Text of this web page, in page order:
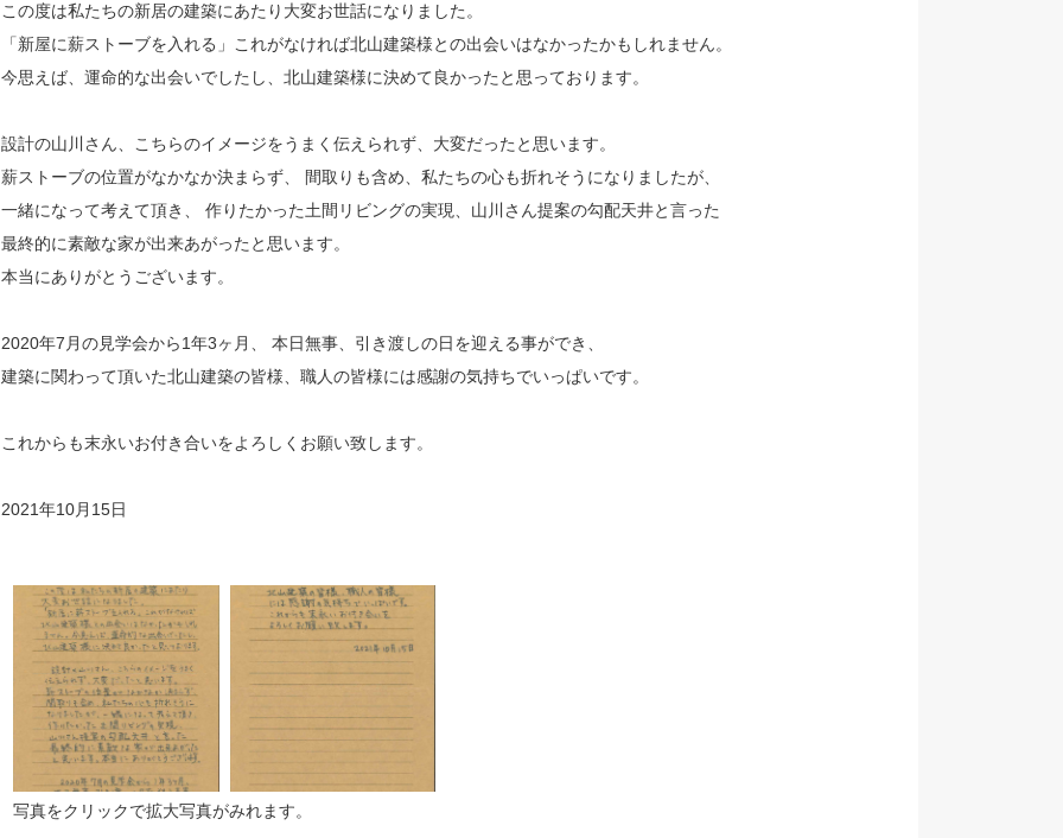
この度は私たちの新居の建築にあたり大変お世話になりました。
「新屋に薪ストーブを入れる」これがなければ北山建築様との出会いはなかったかもしれません。
今思えば、運命的な出会いでしたし、北山建築様に決めて良かったと思っております。
設計の山川さん、こちらのイメージをうまく伝えられず、大変だったと思います。
薪ストーブの位置がなかなか決まらず、 間取りも含め、私たちの心も折れそうになりましたが、
一緒になって考えて頂き、 作りたかった土間リビングの実現、山川さん提案の勾配天井と言った
最終的に素敵な家が出来あがったと思います。
本当にありがとうございます。
2020年7月の見学会から1年3ヶ月、 本日無事、引き渡しの日を迎える事ができ、
建築に関わって頂いた北山建築の皆様、職人の皆様には感謝の気持ちでいっぱいです。
これからも末永いお付き合いをよろしくお願い致します。
2021年10月15日
写真をクリックで拡大写真がみれます。